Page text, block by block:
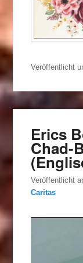
Veröffentlicht
Erics
Chad-
Veröffentlicht
Caritas